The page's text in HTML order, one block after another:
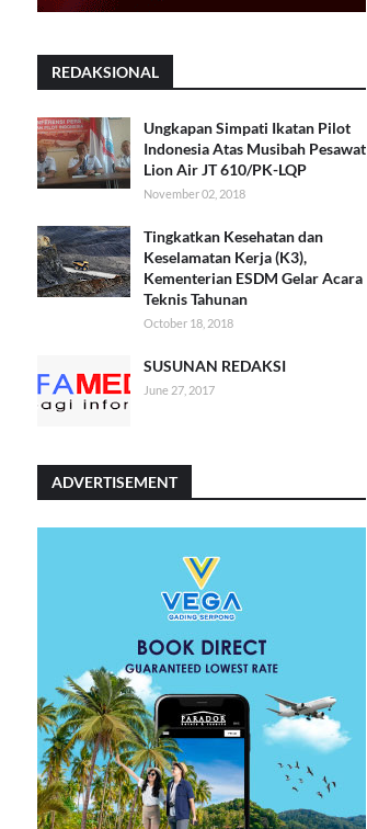
REDAKSIONAL
Ungkapan Simpati Ikatan Pilot
Indonesia Atas Musibah Pesawat
Lion Air JT 610/PK-LQP
November 02, 2018
Tingkatkan Kesehatan dan
Keselamatan Kerja (K3),
Kementerian ESDM Gelar Acara
Teknis Tahunan
October 18, 2018
SUSUNAN REDAKSI
June 27, 2017
ADVERTISEMENT